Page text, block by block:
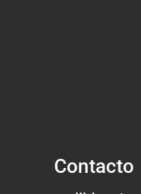
Contacto